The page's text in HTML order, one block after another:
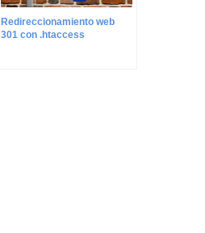
Redireccionamiento web
301 con .htaccess